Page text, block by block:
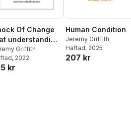
Of Change
understanding
human
brings
Griffith
, 2022
kr
Human Condition
Jeremy Griffith
Häftad, 2025
207 kr